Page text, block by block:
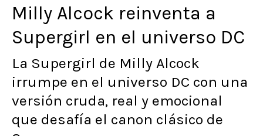
Milly Alcock reinventa a
Supergirl en el universo DC
La Supergirl de Milly Alcock
irrumpe en el universo DC con una
versión cruda, real y emocional
que desafía el canon clásico de